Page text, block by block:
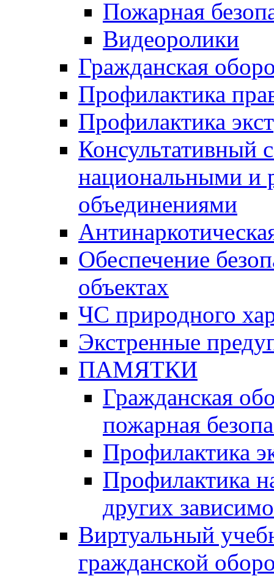
Пожарная
Видеоролики
Гражданская
Профилактика
Профилактика
Консультативный
национальными и
объединениями
Обеспечение
объектах
ЧС природного
Экстренные
ПАМЯТКИ
Гражданская
пожарная
Профилактика
Профилактика
других
Виртуальный
гражданской